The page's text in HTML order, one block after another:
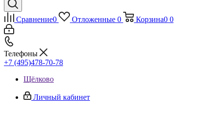
Сравнение0 Отложенные 0 Корзина0 0
Телефоны
+7 (495)478-70-78
Щёлково
Личный кабинет